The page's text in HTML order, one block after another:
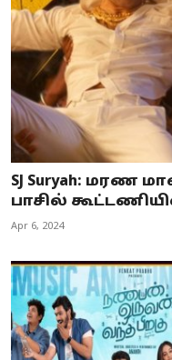
SJ Suryah:
பாசில்
Apr 6, 2024